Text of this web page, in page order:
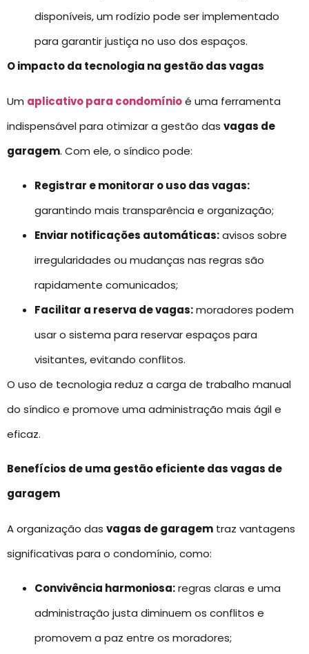
disponíveis, um rodízio pode ser implementado
para garantir justiça no uso dos espaços.
O impacto da tecnologia na gestão das vagas
Um aplicativo para condomínioé uma ferramenta
indispensável para otimizar a gestão das vagas de
garagem. Com ele, o síndico pode:
Registrar e monitorar o uso das vagas:
garantindo mais transparência e organização;
Enviar notificações automáticas:avisos sobre
irregularidades ou mudanças nas regras são
rapidamente comunicados;
Facilitar a reserva de vagas:moradores podem
usar o sistema para reservar espaços para
visitantes, evitando conflitos.
O uso de tecnologia reduz a carga de trabalho manual
do síndico e promove uma administração mais ágil e
eficaz.
Benefícios de uma gestão eficiente das vagas de
garagem
A organização das vagas de garagem traz vantagens
significativas para o condomínio, como:
Convivência harmoniosa:regras claras e uma
administração justa diminuem os conflitos e
promovem a paz entre os moradores;